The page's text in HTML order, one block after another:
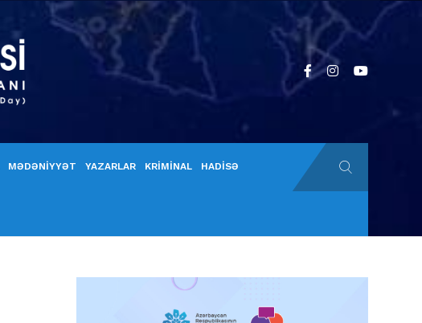
MƏDƏNİYYƏT YAZARLAR KRİMİNAL HADİSƏ